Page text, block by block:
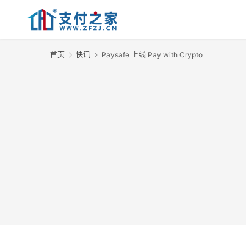
首页 快讯 Paysafe 上线 Pay with Crypto